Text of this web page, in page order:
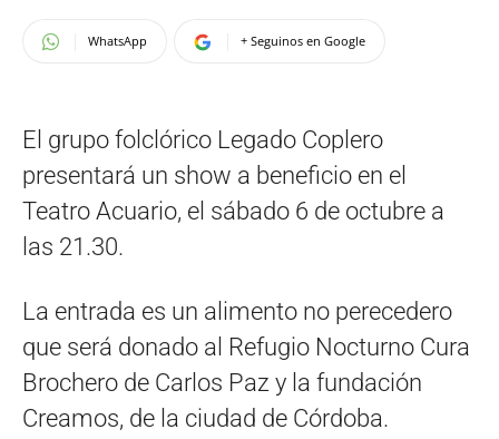
WhatsApp + Seguinos en Google
El grupo folclórico Legado Coplero
presentará un show a beneficio en el
Teatro Acuario, el sábado 6 de octubre a
las 21.30.
La entrada es un alimento no perecedero
que será donado al Refugio Nocturno Cura
Brochero de Carlos Paz y la fundación
Creamos, de la ciudad de Córdoba.